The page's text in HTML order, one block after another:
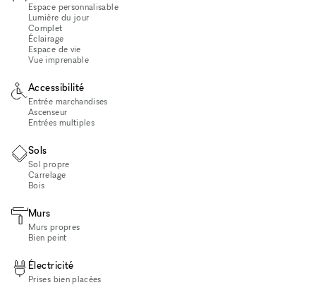
Espace personnalisable
Lumière du jour
Complet
Éclairage
Espace de vie
Vue imprenable
Accessibilité
Entrée marchandises
Ascenseur
Entrées multiples
Sols
Sol propre
Carrelage
Bois
Murs
Murs propres
Bien peint
Électricité
Prises bien placées